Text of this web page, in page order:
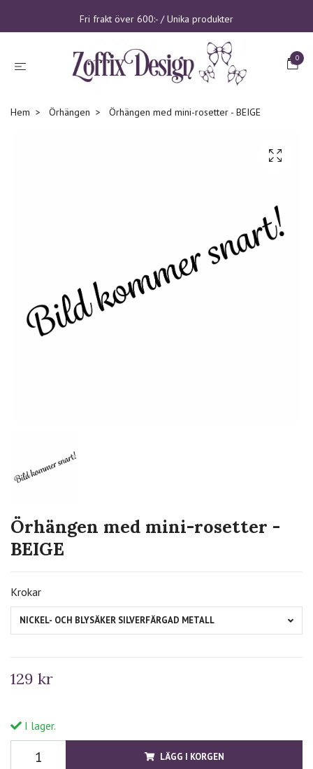
Fri frakt över 600:- / Unika produkter
0
Hem Örhängen Örhängen med mini-rosetter - BEIGE
Örhängen med mini-rosetter -
BEIGE
Krokar
NICKEL- OCH BLYSÄKER SILVERFÄRGAD METALL
129 kr
I lager.
LÄGG I KORGEN